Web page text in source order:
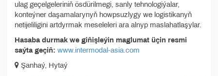
ulag geçelgeleriniň ösdürilmegi, sanly tehnologiýalar,
konteýner daşamalarynyň howpsuzlygy we logistikanyň
netijeliligini artdyrmak meseleleri ara alnyp maslahatlaşylar.
Hasaba durmak we giňişleýin maglumat üçin resmi
saýta geçiň: www.intermodal-asia.com
Şanhaý, Hytaý